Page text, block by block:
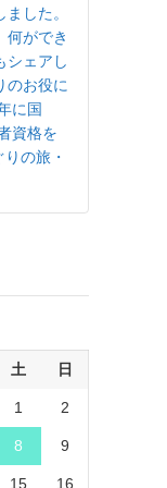
した。
何ができ
シェアし
のお役に
に国
資格を
の旅・
土 日
1 2
8 9
15 16